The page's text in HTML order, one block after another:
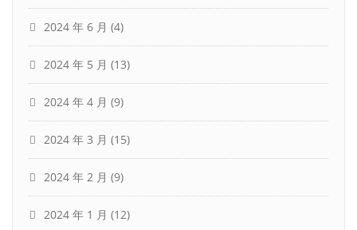
2024 年 6 月 (4)
2024 年 5 月 (13)
2024 年 4 月 (9)
2024 年 3 月 (15)
2024 年 2 月 (9)
2024 年 1 月 (12)